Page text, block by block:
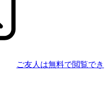
ご友人は無料で閲覧でき